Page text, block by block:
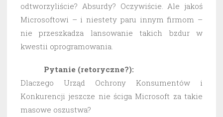
odtworzyliście? Absurdy? Oczywiście. Ale jakoś
Microsoftowi – i niestety paru innym firmom –
nie przeszkadza lansowanie takich bzdur w
kwestii oprogramowania.
Pytanie (retoryczne?):
Dlaczego Urząd Ochrony Konsumentów i
Konkurencji jeszcze nie ściga Microsoft za takie
masowe oszustwa?